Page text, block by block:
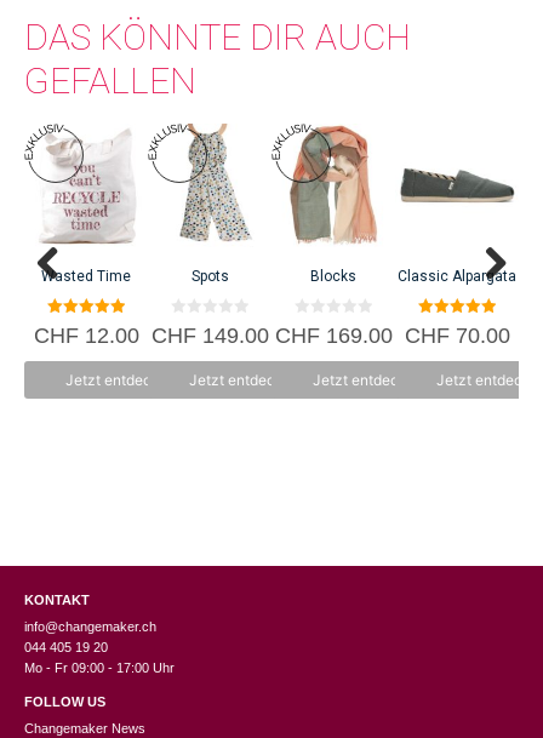
DAS KÖNNTE DIR AUCH
GEFALLEN
Wasted Time
5.00
von 5
CHF12.00
Jetzt entdecken
Spots
0
v
CHF149.00
Jetzt entdecken
Blocks
0
v
CHF169.00
Jetzt entdecken
Classic Alpargata
5.00
von 5
CHF70.00
Jetzt
weist
Die
Optionen
können
auf
der
KONTAKT
info@changemaker.ch
044 405 19 20
Mo - Fr 09:00 - 17:00 Uhr
FOLLOW US
Changemaker News